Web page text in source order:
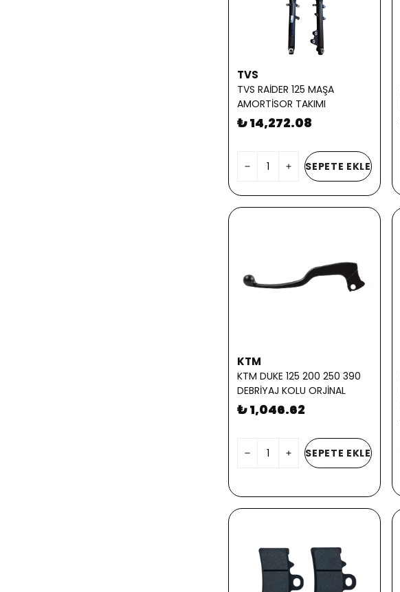
TVS
TVS RAİDER 125 MAŞA
AMORTİSOR TAKIMI
₺ 14,272.08
SEPETE EKLE
KTM
KTM DUKE 125 200 250 390
DEBRİYAJ KOLU ORJİNAL
₺ 1,046.62
SEPETE EKLE